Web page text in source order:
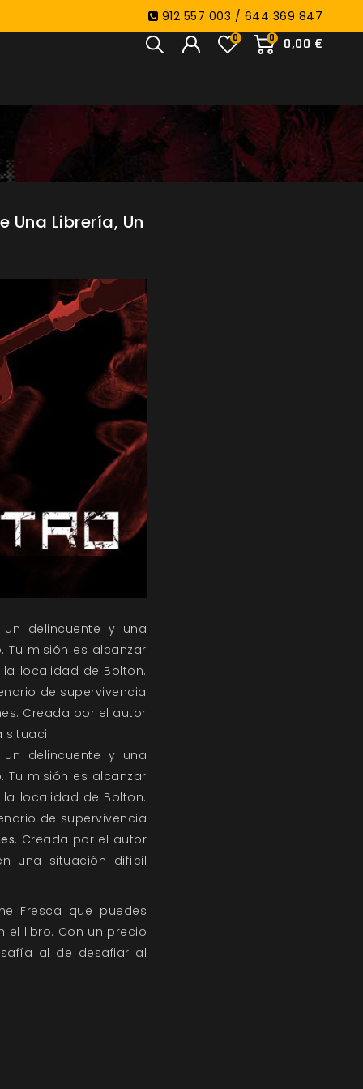
912 557 003 / 644 369 847
0
0,00 €
0
Una Librería, Un
delincuente y una
misión es alcanzar
localidad de Bolton.
de supervivencia
Creada por el autor
situaci
delincuente y una
misión es alcanzar
localidad de Bolton.
de supervivencia
. Creada por el autor
una situación difícil
Fresca que puedes
el libro. Con un precio
al de desafiar al